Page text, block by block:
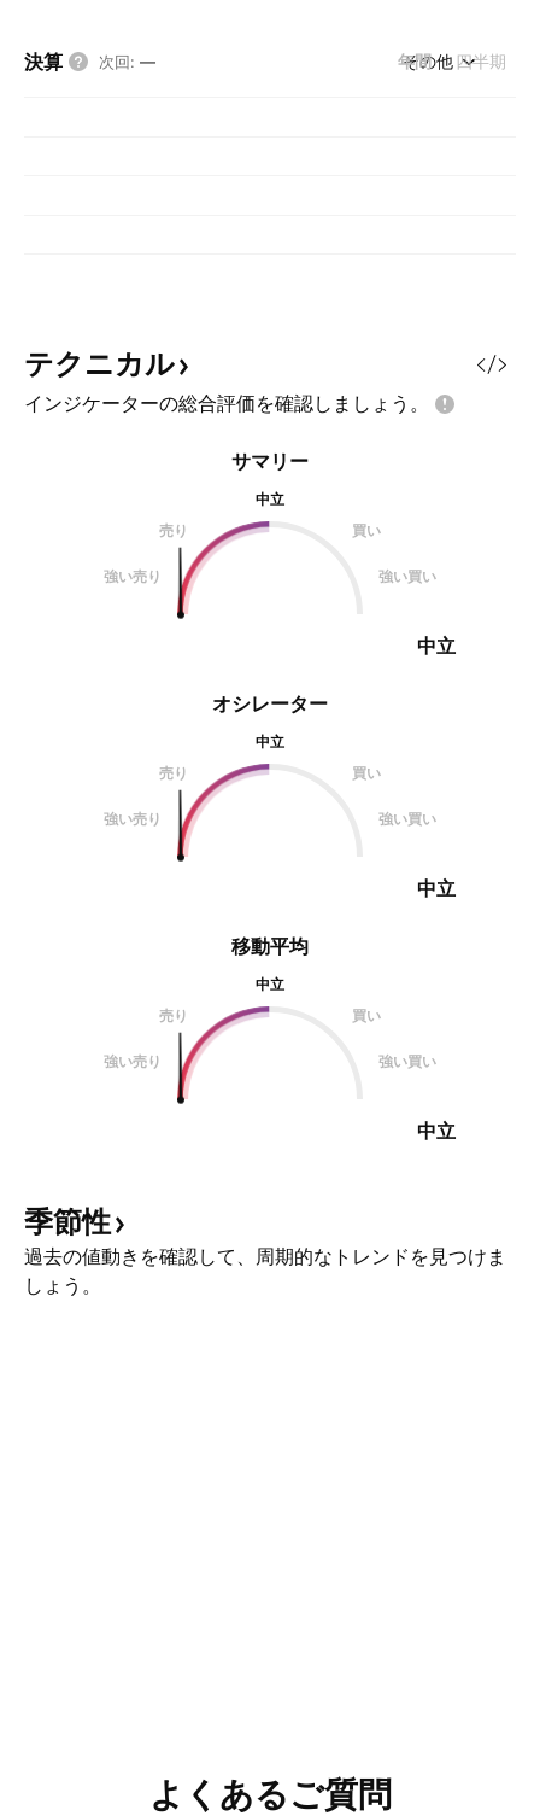
決算 次回: — 年間 四半期
その他
テクニカル
インジケーターの総合評価を確認しましょう。
オシレーター
中立
売り
買い
強い売り 強い買い
中立
サマリー
中立
売り
買い
強い売り 強い買い
中立
移動平均
中立
売り
買い
強い売り 強い買い
中立
季節性
過去の値動きを確認して、周期的なトレンドを見つけま
しょう。
よくあるご質問